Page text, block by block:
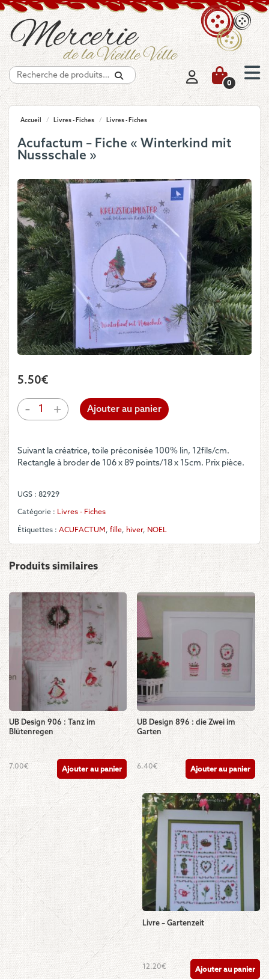
Recherche
0
Accueil / Livres - Fiches / Livres - Fiches
Acufactum – Fiche « Winterkind mit
Nussschale »
5.50€
-
quantité
de
Fiche
"Winterkind
+ Ajouter au panier
Suivant la créatrice, toile préconisée 100% lin, 12fils/cm.
Rectangle à broder de 106 x 89 points/18 x 15cm. Prix pièce.
UGS : 82929
Catégorie : Livres - Fiches
Étiquettes : ACUFACTUM, fille, hiver, NOEL
Produits similaires
UB Design 906 : Tanz im
Blütenregen
7.00€ Ajouter au panier
UB Design 896 : die Zwei im
Garten
6.40€ Ajouter au panier
Livre – Gartenzeit
12.20€ Ajouter au panier